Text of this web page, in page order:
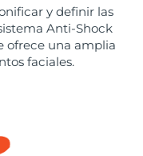
y definir las
Anti-Shock
ofrece una amplia
faciales.